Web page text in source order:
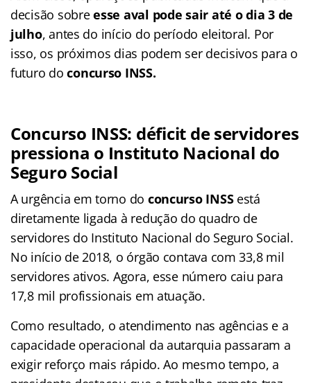
decisão sobreesse aval pode sair até o dia 3 de
julho, antes do início do período eleitoral. Por
isso, os próximos dias podem ser decisivos para o
futuro doconcurso INSS.
Concurso INSS: déficit de servidores
pressiona o Instituto Nacional do
Seguro Social
A urgência em torno do concurso INSSestá
diretamente ligada à redução do quadro de
servidores do Instituto Nacional do Seguro Social.
No início de 2018, o órgão contava com 33,8 mil
servidores ativos. Agora, esse número caiu para
17,8 mil profissionais em atuação.
Como resultado, o atendimento nas agências e a
capacidade operacional da autarquia passaram a
exigir reforço mais rápido. Ao mesmo tempo, a